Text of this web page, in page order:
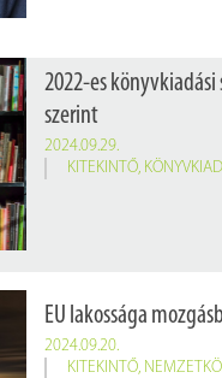
2022-es
szerint
2024.09.29.
KITEKINTŐ,
EU lakossága
2024.09.20.
KITEKINTŐ,